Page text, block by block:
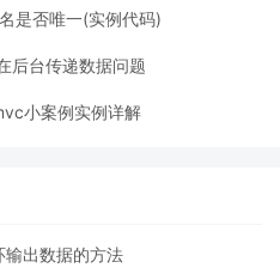
是否唯一(实例代码)
后台传递数据问题
小案例实例详解
出数据的方法